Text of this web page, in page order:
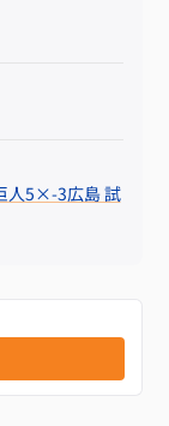
人5×-3広島 試